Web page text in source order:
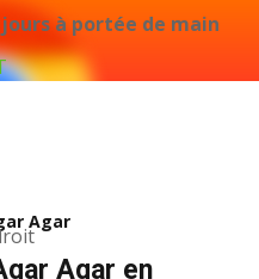
à portée de main
Agar
Agar en